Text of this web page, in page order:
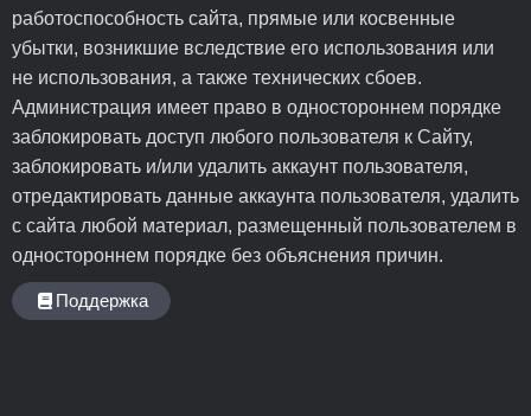
работоспособность сайта, прямые или косвенные
убытки, возникшие вследствие его использования или
не использования, а также технических сбоев.
Администрация имеет право в одностороннем порядке
заблокировать доступ любого пользователя к Сайту,
заблокировать и/или удалить аккаунт пользователя,
отредактировать данные аккаунта пользователя, удалить
с сайта любой материал, размещенный пользователем в
одностороннем порядке без объяснения причин.
Поддержка